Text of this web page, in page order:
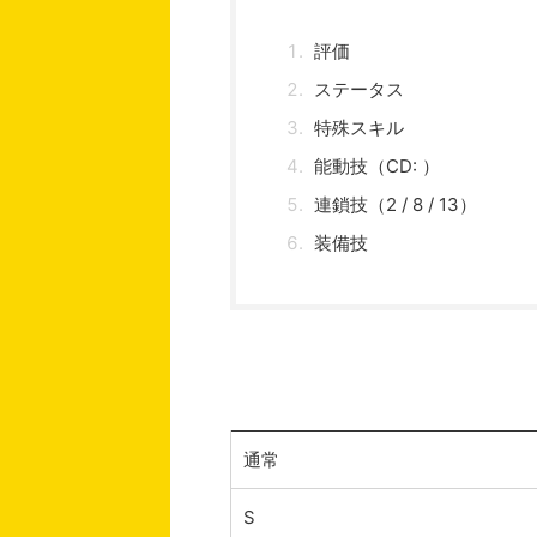
評価
ステータス
特殊スキル
能動技（CD: ）
連鎖技（2 / 8 / 13）
装備技
通常
S